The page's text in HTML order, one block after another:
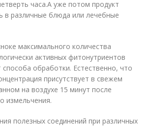
часа.А уже потом продукт
в различные блюда или лечебные
максимального количества
активных фитонутриентов
способа обработки. Естественно, что
присутствует в свежем
на воздухе 15 минут после
измельчения.
полезных соединений при различных